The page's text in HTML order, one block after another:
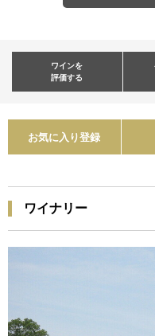
ワインを
評価する
お気に入り登録
ワイナリー